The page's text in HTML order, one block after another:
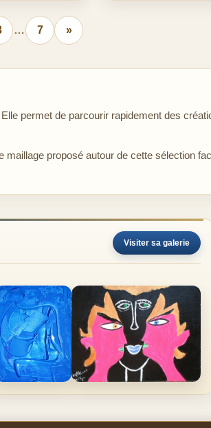
… 7 »
permet de parcourir rapidement des
proposé autour de cette sélection
Visiter sa galerie